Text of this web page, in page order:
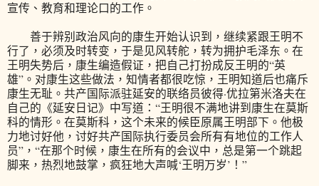
宣传、教育和理论口的工作。
善于辨别政治风向的康生开始认识到，继续紧跟王明不
行了，必须及时转变，于是见风转舵，转为拥护毛泽东。在
王明失势后，康生编造假证，把自己打扮成反王明的“英
雄”。对康生这些做法，知情者都很吃惊，王明知道后也痛斥
康生无耻。共产国际派驻延安的联络员彼得·优拉第米洛夫在
自己的《延安日记》中写道：“王明很不满地讲到康生在莫斯
科的情形。在莫斯科，这个未来的候臣原属王明部下。他极
力地讨好他，讨好共产国际执行委员会所有有地位的工作人
员”，“在那个时候，康生在所有的会议中，总是第一个跳起
脚来，热烈地鼓掌，疯狂地大声喊‘王明万岁’！”